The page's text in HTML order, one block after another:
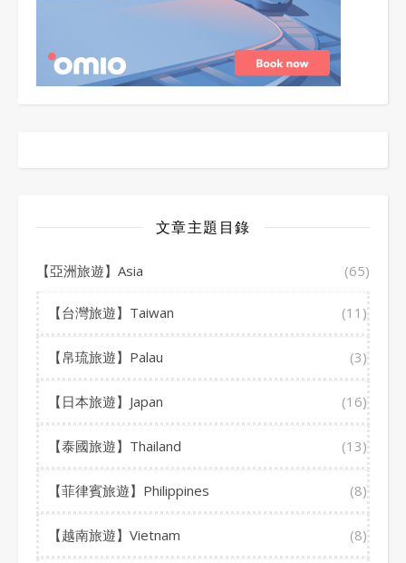
文章主題目錄
【亞洲旅遊】Asia (65)
【台灣旅遊】Taiwan (11)
【帛琉旅遊】Palau (3)
【日本旅遊】Japan (16)
【泰國旅遊】Thailand (13)
【菲律賓旅遊】Philippines (8)
【越南旅遊】Vietnam (8)